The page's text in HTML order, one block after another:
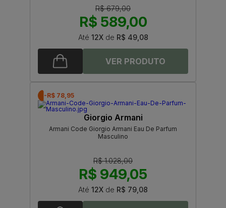
R$ 679,00
R$ 589,00
Até 12Xde R$ 49,08
-R$ 78,95
Giorgio Armani
Armani Code Giorgio Armani Eau De Parfum
Masculino
R$ 1.028,00
R$ 949,05
Até 12X de R$ 79,08